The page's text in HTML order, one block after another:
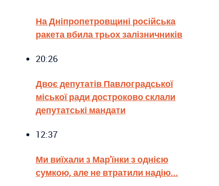
На Дніпропетровщині російська
ракета вбила трьох залізничників
20:26
Двоє депутатів Павлоградської
міської ради достроково склали
депутатські мандати
12:37
Ми виїхали з Мар'їнки з однією
сумкою, але не втратили надію...